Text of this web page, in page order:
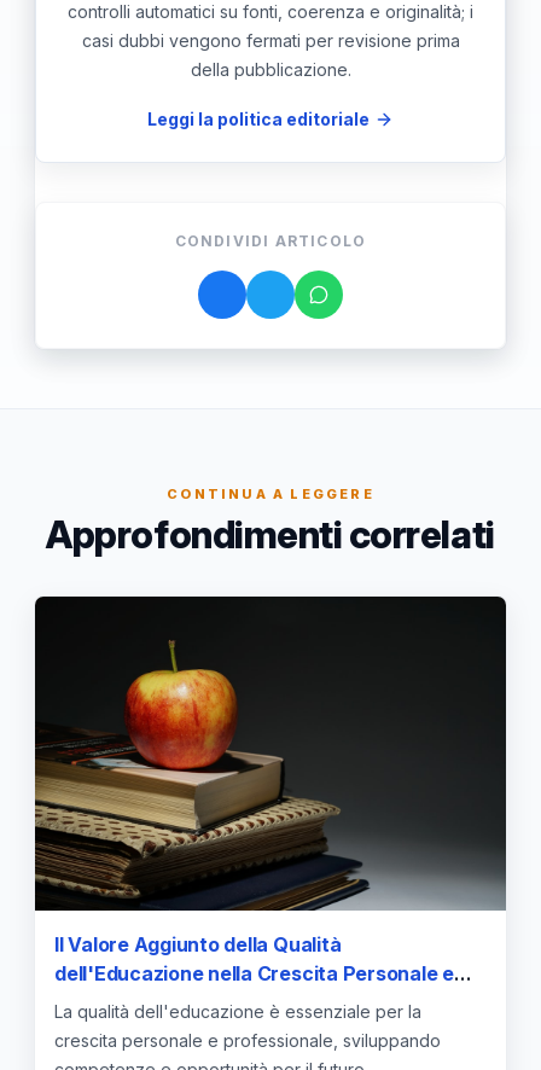
controlli automatici su fonti, coerenza e originalità; i
casi dubbi vengono fermati per revisione prima
della pubblicazione.
Leggi la politica editoriale
CONDIVIDI ARTICOLO
CONTINUA A LEGGERE
Approfondimenti correlati
Il Valore Aggiunto della Qualità
dell'Educazione nella Crescita Personale e
Professionale
La qualità dell'educazione è essenziale per la
crescita personale e professionale, sviluppando